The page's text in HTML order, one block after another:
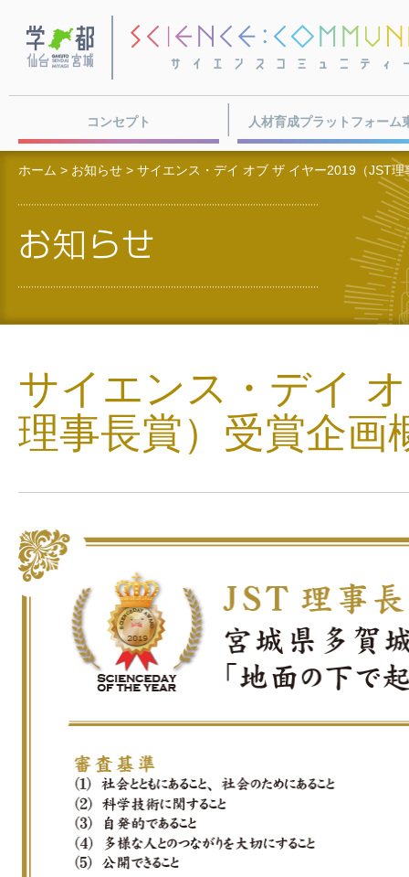
学都・仙台宮城
コンセプト 人材育成プラットフォーム
ホーム > お知らせ > サイエンス・デイ オブ ザ イヤー2019（JST
サイエンス・デイ
理事長賞）受賞企画